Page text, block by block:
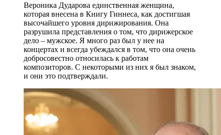
Вероника Дударова единственная женщина,
которая внесена в Книгу Гиннеса, как достигшая
высочайшего уровня дирижирования. Она
разрушила представления о том, что дирижерское
дело – мужское. Я много раз был у нее на
концертах и всегда убеждался в том, что она очень
добросовестно относилась к работам
композиторов. С некоторыми из них я был знаком,
и они это подтверждали.